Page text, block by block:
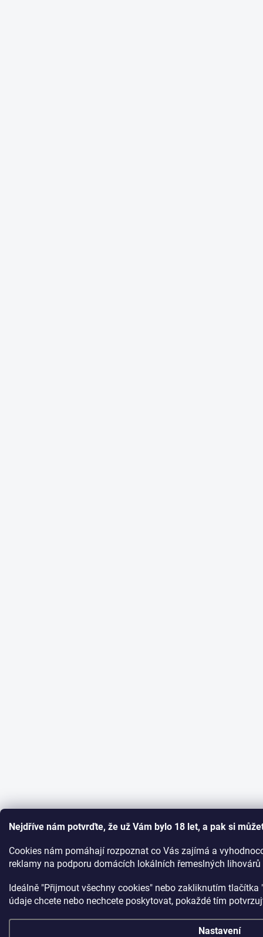
Nejdříve nám potvrďte, že už Vám bylo 18 let, a pak si
Cookies nám pomáhají rozpoznat co Vás zajímá a
reklamy na podporu domácích lokálních řemeslných
Ideálně "Přijmout všechny cookies" nebo zakliknutím tlačítka
údaje chcete nebo nechcete poskytovat, pokaždé tím
Nastavení